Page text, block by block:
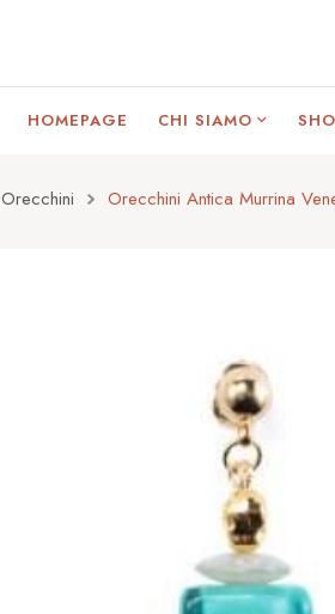
HOMEPAGE CHI SIAMO
Orecchini Orecchini Antica Murrina